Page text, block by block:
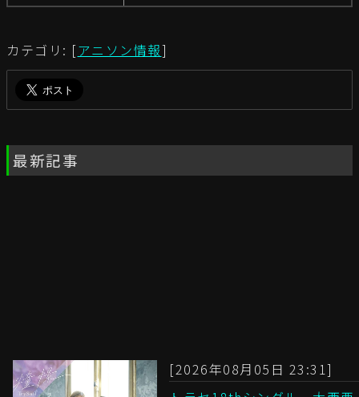
カテゴリ: [アニソン情報]
最新記事
[2026年08月05日 23:31]